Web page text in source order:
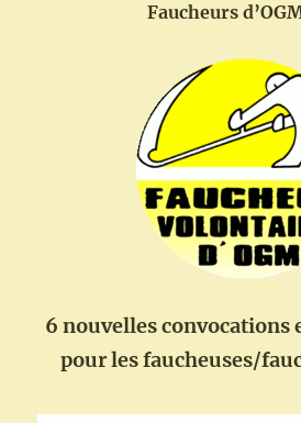
Faucheurs
6 nouvelles convocations
pour les faucheuses/